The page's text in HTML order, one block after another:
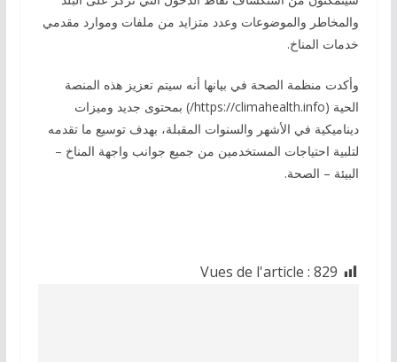
والمخاطر والموضوعات وعدد متزايد من ملفات وموارد مقدمي
خدمات المناخ.
وأكدت منظمة الصحة في بيانها أنه سيتم تعزيز هذه المنصة
الحية (https://climahealth.info/) بمحتوى جديد وميزات
ديناميكية في الأشهر والسنوات المقبلة، بهدف توسيع ما تقدمه
لتلبية احتياجات المستخدمين من جميع جوانب واجهة المناخ –
البيئة – الصحة.
Vues de l'article : 829